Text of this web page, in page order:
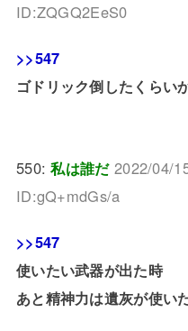
ID:ZQGQ2EeS0
>>547
ゴドリック倒したくらい
550:私は誰だ 2022/04/
ID:gQ+mdGs/a
>>547
使いたい武器が出た時
あと精神力は遺灰が使い